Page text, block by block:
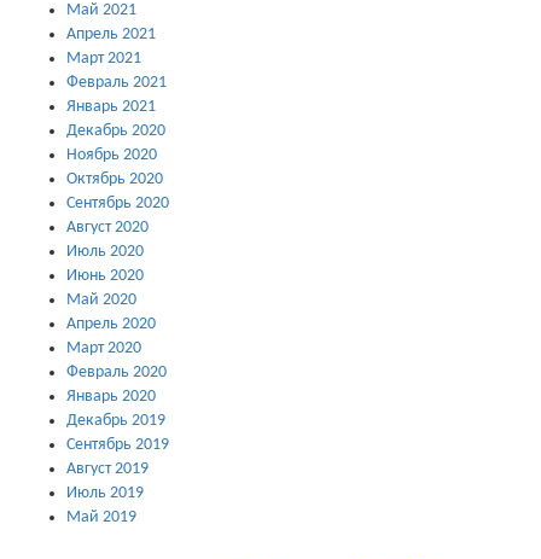
Май 2021
Апрель 2021
Март 2021
Февраль 2021
Январь 2021
Декабрь 2020
Ноябрь 2020
Октябрь 2020
Сентябрь 2020
Август 2020
Июль 2020
Июнь 2020
Май 2020
Апрель 2020
Март 2020
Февраль 2020
Январь 2020
Декабрь 2019
Сентябрь 2019
Август 2019
Июль 2019
Май 2019